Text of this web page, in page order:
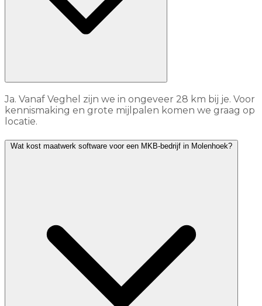
Ja. Vanaf Veghel zijn we in ongeveer 28 km bij je. Voor
kennismaking en grote mijlpalen komen we graag op
locatie.
Wat kost maatwerk software voor een MKB-bedrijf in Molenhoek?